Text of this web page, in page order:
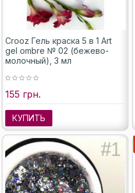
Crooz Гель краска 5 в 1 Art
gel ombre № 02 (бежево-
молочный), 3 мл
155 грн.
КУПИТЬ